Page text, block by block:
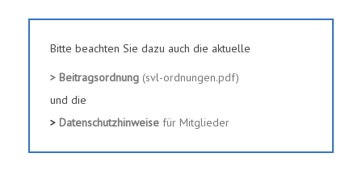
Bitte beachten Sie dazu auch die aktuelle
> Beitragsordnung (svl-ordnungen.pdf)
und die
> Datenschutzhinweise für Mitglieder